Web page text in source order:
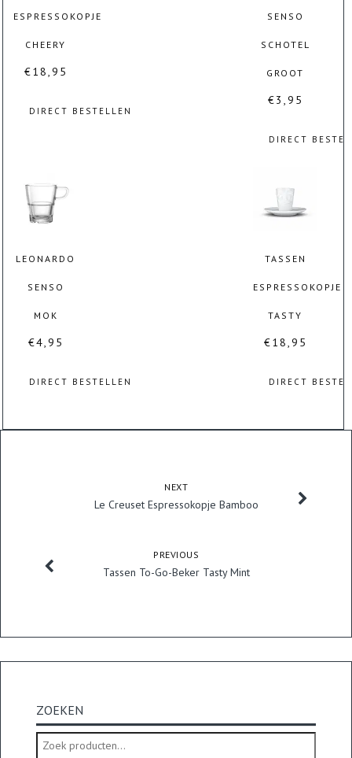
ESPRESSOKOPJE
CHEERY
€18,95
DIRECT BESTELLEN
SENSO
SCHOTEL
GROOT
€3,95
DIRECT
LEONARDO
SENSO
MOK
€4,95
DIRECT BESTELLEN
TASSEN
ESPRESSOKOPJE
TASTY
€18,95
DIRECT
NEXT
Le Creuset Espressokopje Bamboo
PREVIOUS
Tassen To-Go-Beker Tasty Mint
ZOEKEN
Zoeken
naar: